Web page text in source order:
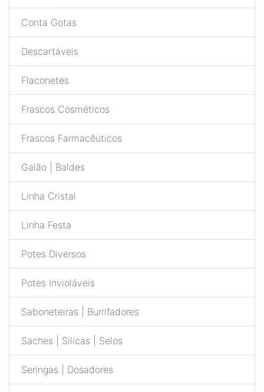
Conta Gotas
Descartáveis
Flaconetes
Frascos Cosméticos
Frascos Farmacêuticos
Galão | Baldes
Linha Cristal
Linha Festa
Potes Diversos
Potes Invioláveis
Saboneteiras | Burrifadores
Saches | Sílicas | Selos
Seringas | Dosadores